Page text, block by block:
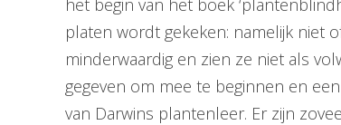
platen wordt gekeken: namelijk niet
minderwaardig en zien ze niet als
gegeven om mee te beginnen en
van Darwins plantenleer. Er zijn